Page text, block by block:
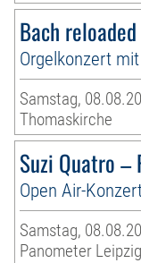
Bach reloaded
Orgelkonzert
Samstag,
Thomaskirche
Suzi Quatro –
Open Air-
Samstag,
Panometer Leipzig